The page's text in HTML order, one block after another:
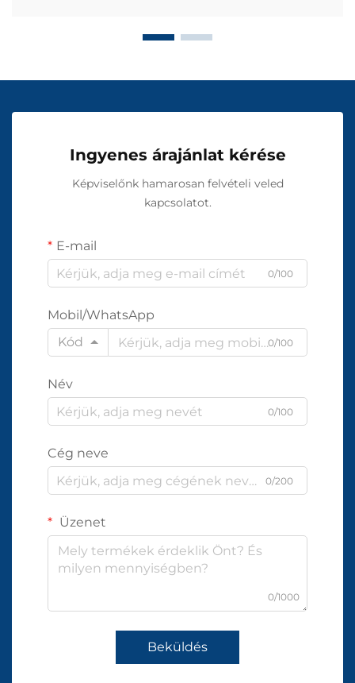
Ingyenes árajánlat kérése
Képviselőnk hamarosan felvételi veled
kapcsolatot.
E-mail
0/100
Mobil/WhatsApp
Kód
0/100
Név
0/100
Cég neve
0/200
Üzenet
0/1000
Beküldés